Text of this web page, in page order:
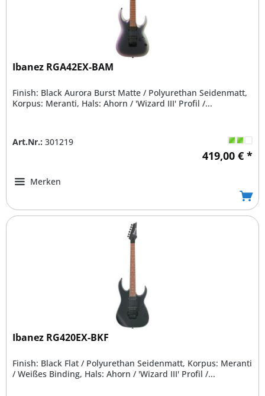
Ibanez RGA42EX-BAM
Finish: Black Aurora Burst Matte / Polyurethan Seidenmatt,
Korpus: Meranti, Hals: Ahorn / 'Wizard III' Profil /...
Art.Nr.: 301219
419,00 € *
Merken
Ibanez RG420EX-BKF
Finish: Black Flat / Polyurethan Seidenmatt, Korpus: Meranti
/ Weißes Binding, Hals: Ahorn / 'Wizard III' Profil /...